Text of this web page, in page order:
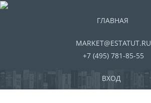
ГЛАВНАЯ
MARKET@ESTATUT.RU
+7 (495) 781-85-55
ВХОД